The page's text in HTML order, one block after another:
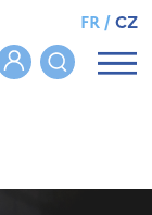
FR/CZ